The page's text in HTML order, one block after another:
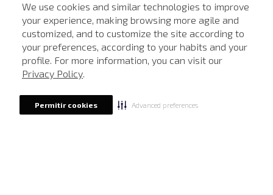
We use cookies and similar technologies to improve
your experience, making browsing more agile and
customized, and to customize the site according to
your preferences, according to your habits and your
profile. For more information, you can visit our
Privacy Policy.
Permitir cookies Advanced preferences